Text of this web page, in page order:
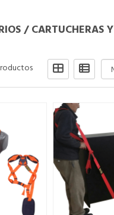
/CARTUCHERAS Y